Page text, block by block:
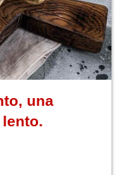
una